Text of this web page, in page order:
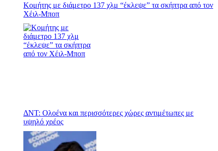
Κομήτης με διάμετρο 137 χλμ “έκλεψε” τα σκήπτρα από τον
Χέιλ-Μποπ
ΔΝΤ: Ολοένα και περισσότερες χώρες αντιμέτωπες με
υψηλό χρέος